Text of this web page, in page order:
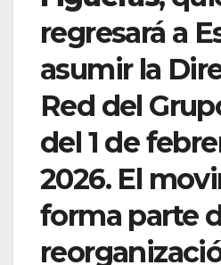
regresará a
asumir la
Red del
del 1 de
2026. El
forma parte